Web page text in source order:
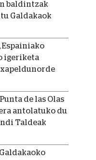
baldintzak
Galdakaok
Espainiako
igeriketa
de las Olas
antolatuko du
Taldeak